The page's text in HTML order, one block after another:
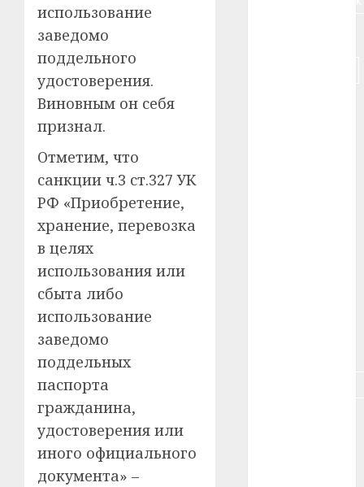
использование
заведомо
поддельного
удостоверения.
Виновным он себя
признал.
Отметим, что
санкции ч.3 ст.327 УК
РФ «Приобретение,
хранение, перевозка
в целях
использования или
сбыта либо
использование
заведомо
поддельных
паспорта
гражданина,
удостоверения или
иного официального
документа» –